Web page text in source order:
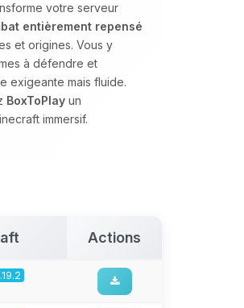
votre serveur
entièrement repensé
et origines. Vous y
à défendre et
exigeante mais fluide.
BoxToPlay un
immersif.
Actions